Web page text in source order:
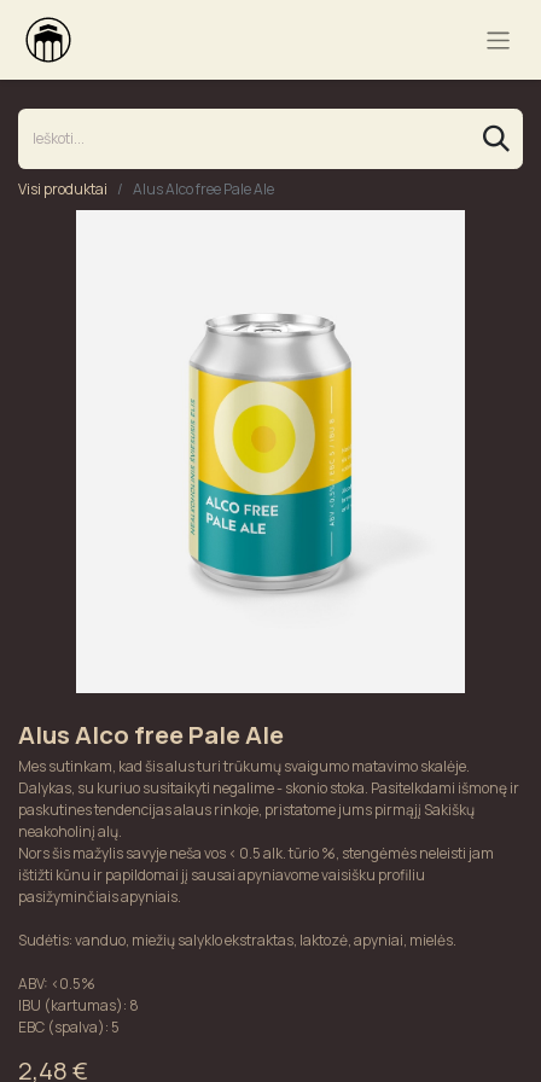
Visi produktai ​Alus Alco free Pale Ale
​Alus Alco free Pale Ale
Mes sutinkam, kad šis alus turi trūkumų svaigumo matavimo skalėje.
Dalykas, su kuriuo susitaikyti negalime - skonio stoka. Pasitelkdami išmonę ir
paskutines tendencijas alaus rinkoje, pristatome jums pirmąjį Sakiškų
neakoholinį alų.
Nors šis mažylis savyje neša vos < 0.5 alk. tūrio %, stengėmės neleisti jam
ištižti kūnu ir papildomai jį sausai apyniavome vaisišku profiliu
pasižyminčiais apyniais.
Sudėtis: vanduo, miežių salyklo ekstraktas, laktozė, apyniai, mielės.
ABV: <0.5%
IBU (kartumas): 8
EBC (spalva): 5
2,48€